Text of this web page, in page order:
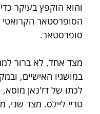
והוא הוקפץ בעיקר
הסופרסטאר הקרואטי
סופרסטאר.
מצד אחד, לא ברור
במושגיו האישיים,
לכתו של דז'נאן
טריי ליילס. מצד